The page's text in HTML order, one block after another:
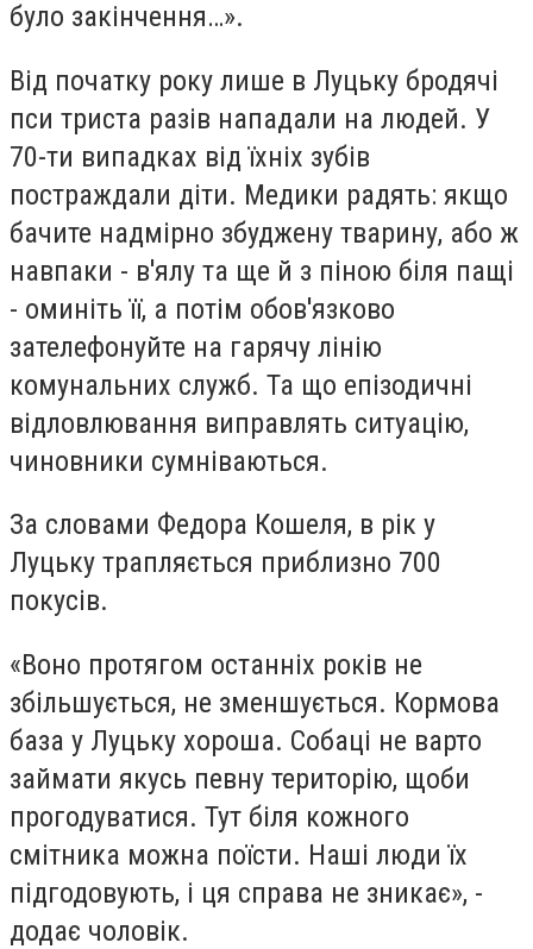
було закінчення…».
Від початку року лише в Луцьку бродячі
пси триста разів нападали на людей. У
70-ти випадках від їхніх зубів
постраждали діти. Медики радять: якщо
бачите надмірно збуджену тварину, або ж
навпаки - в'ялу та ще й з піною біля пащі
- оминіть її, а потім обов'язково
зателефонуйте на гарячу лінію
комунальних служб. Та що епізодичні
відловлювання виправлять ситуацію,
чиновники сумніваються.
За словами Федора Кошеля, в рік у
Луцьку трапляється приблизно 700
покусів.
«Воно протягом останніх років не
збільшується, не зменшується. Кормова
база у Луцьку хороша. Собаці не варто
займати якусь певну територію, щоби
прогодуватися. Тут біля кожного
смітника можна поїсти. Наші люди їх
підгодовують, і ця справа не зникає», -
додає чоловік.